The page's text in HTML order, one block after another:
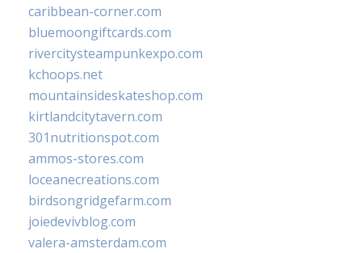
caribbean-corner.com
bluemoongiftcards.com
rivercitysteampunkexpo.com
kchoops.net
mountainsideskateshop.com
kirtlandcitytavern.com
301nutritionspot.com
ammos-stores.com
loceanecreations.com
birdsongridgefarm.com
joiedevivblog.com
valera-amsterdam.com